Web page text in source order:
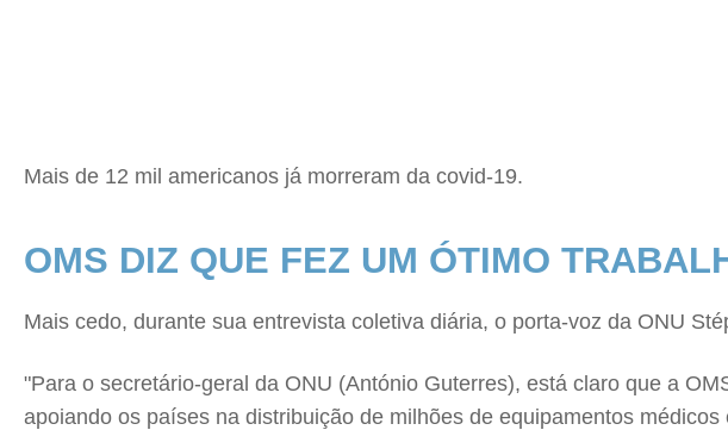
Mais de 12 mil americanos já morreram da covid-19.
OMS DIZ QUE FEZ UM ÓTIMO
Mais cedo, durante sua entrevista coletiva diária, o porta-voz da ONU
"Para o secretário-geral da ONU (António Guterres), está claro que a
apoiando os países na distribuição de milhões de equipamentos